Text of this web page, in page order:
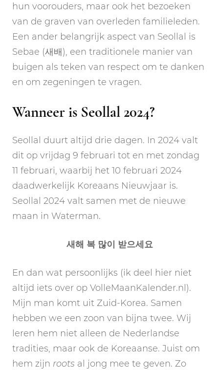
hun voorouders, maar ook het bezoeken
van de graven van overleden familieleden.
Een ander belangrijk aspect van Seollal is
Sebae (새배), een traditionele manier van
buigen als teken van respect om te danken
en om zegeningen te vragen.
Wanneer is Seollal 2024?
Seollal duurt altijd drie dagen. In 2024 valt
dit op vrijdag 9 februari tot en met zondag
11 februari, waarbij het 10 februari 2024
daadwerkelijk Koreaans Nieuwjaar is.
Seollal 2024 valt samen met de nieuwe
maan in Waterman.
새해 복 많이 받으세요
En dan wat persoonlijks (ik deel hier niet
altijd iets over op VolleMaanKalender.nl).
Mijn man komt uit Zuid-Korea. Samen
hebben we een zoon van bijna twee. Wij
leren hem niet alleen de Nederlandse
tradities, maar ook de Koreaanse. Juist om
hem zijn roots al jong mee te geven. Zo